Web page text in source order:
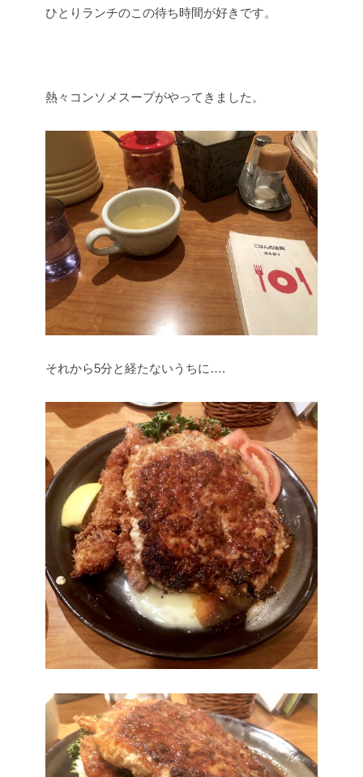
ひとりランチのこの待ち時間が好きです。
熱々コンソメスープがやってきました。
それから5分と経たないうちに….